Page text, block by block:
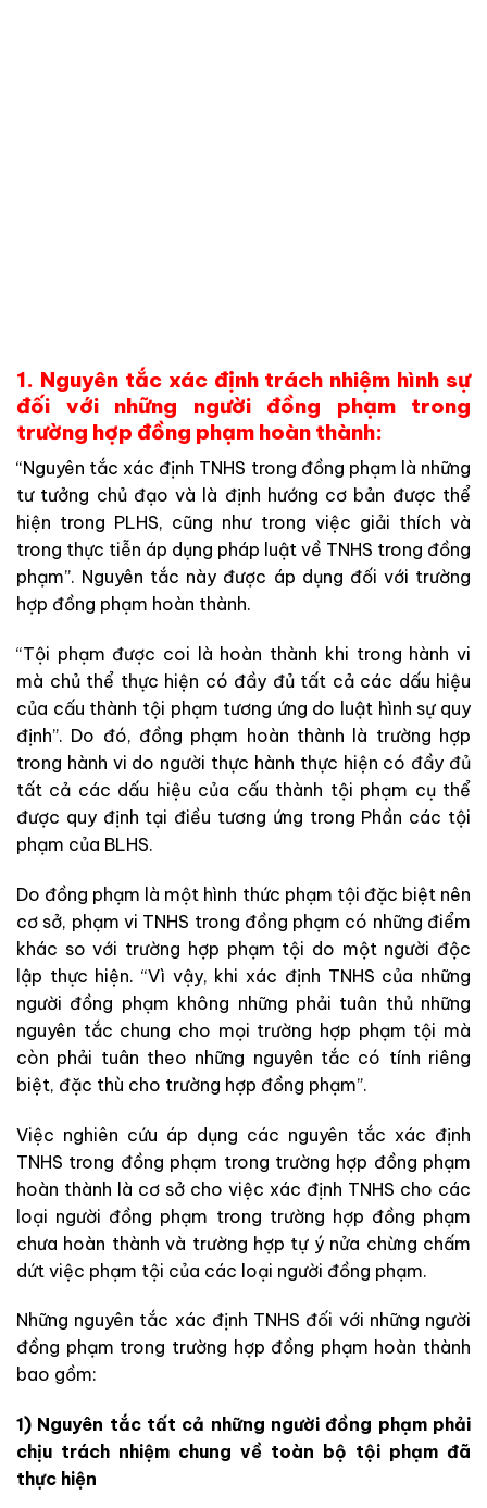
1. Nguyên tắc xác định trách nhiệm hình sự
đối với những người đồng phạm trong
trường hợp đồng phạm hoàn thành:
“Nguyên tắc xác định TNHS trong đồng phạm là những
tư tưởng chủ đạo và là định hướng cơ bản được thể
hiện trong PLHS, cũng như trong việc giải thích và
trong thực tiễn áp dụng pháp luật về TNHS trong đồng
phạm”. Nguyên tắc này được áp dụng đối với trường
hợp đồng phạm hoàn thành.
“Tội phạm được coi là hoàn thành khi trong hành vi
mà chủ thể thực hiện có đầy đủ tất cả các dấu hiệu
của cấu thành tội phạm tương ứng do luật hình sự quy
định”. Do đó, đồng phạm hoàn thành là trường hợp
trong hành vi do người thực hành thực hiện có đầy đủ
tất cả các dấu hiệu của cấu thành tội phạm cụ thể
được quy định tại điều tương ứng trong Phần các tội
phạm của BLHS.
Do đồng phạm là một hình thức phạm tội đặc biệt nên
cơ sở, phạm vi TNHS trong đồng phạm có những điểm
khác so với trường hợp phạm tội do một người độc
lập thực hiện. “Vì vậy, khi xác định TNHS của những
người đồng phạm không những phải tuân thủ những
nguyên tắc chung cho mọi trường hợp phạm tội mà
còn phải tuân theo những nguyên tắc có tính riêng
biệt, đặc thù cho trường hợp đồng phạm”.
Việc nghiên cứu áp dụng các nguyên tắc xác định
TNHS trong đồng phạm trong trường hợp đồng phạm
hoàn thành là cơ sở cho việc xác định TNHS cho các
loại người đồng phạm trong trường hợp đồng phạm
chưa hoàn thành và trường hợp tự ý nửa chừng chấm
dứt việc phạm tội của các loại người đồng phạm.
Những nguyên tắc xác định TNHS đối với những người
đồng phạm trong trường hợp đồng phạm hoàn thành
bao gồm:
1) Nguyên tắc tất cả những người đồng phạm phải
chịu trách nhiệm chung về toàn bộ tội phạm đã
thực hiện